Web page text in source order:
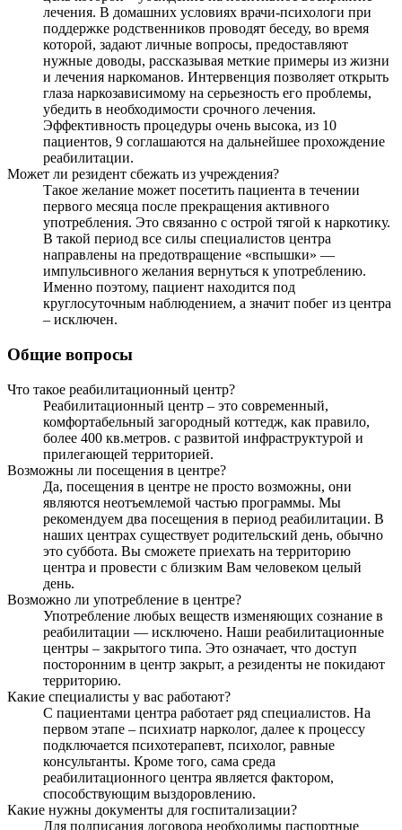
лечения. В домашних условиях врачи-психологи при
поддержке родственников проводят беседу, во время
которой, задают личные вопросы, предоставляют
нужные доводы, рассказывая меткие примеры из жизни
и лечения наркоманов. Интервенция позволяет открыть
глаза наркозависимому на серьезность его проблемы,
убедить в необходимости срочного лечения.
Эффективность процедуры очень высока, из 10
пациентов, 9 соглашаются на дальнейшее прохождение
реабилитации.
Может ли резидент сбежать из учреждения?
Такое желание может посетить пациента в течении
первого месяца после прекращения активного
употребления. Это связанно с острой тягой к наркотику.
В такой период все силы специалистов центра
направлены на предотвращение «вспышки» —
импульсивного желания вернуться к употреблению.
Именно поэтому, пациент находится под
круглосуточным наблюдением, а значит побег из центра
– исключен.
Общие вопросы
Что такое реабилитационный центр?
Реабилитационный центр – это современный,
комфортабельный загородный коттедж, как правило,
более 400 кв.метров. с развитой инфраструктурой и
прилегающей территорией.
Возможны ли посещения в центре?
Да, посещения в центре не просто возможны, они
являются неотъемлемой частью программы. Мы
рекомендуем два посещения в период реабилитации. В
наших центрах существует родительский день, обычно
это суббота. Вы сможете приехать на территорию
центра и провести с близким Вам человеком целый
день.
Возможно ли употребление в центре?
Употребление любых веществ изменяющих сознание в
реабилитации — исключено. Наши реабилитационные
центры – закрытого типа. Это означает, что доступ
посторонним в центр закрыт, а резиденты не покидают
территорию.
Какие специалисты у вас работают?
С пациентами центра работает ряд специалистов. На
первом этапе – психиатр нарколог, далее к процессу
подключается психотерапевт, психолог, равные
консультанты. Кроме того, сама среда
реабилитационного центра является фактором,
способствующим выздоровлению.
Какие нужны документы для госпитализации?
Для подписания договора необходимы паспортные